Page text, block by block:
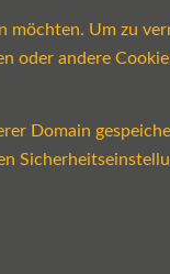
Um zu
oder andere
Domain